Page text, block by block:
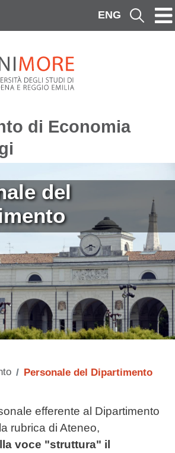
ENG Cerca
di Economia
del
Personale del Dipartimento
efferente al Dipartimento
rubrica di Ateneo,
voce "struttura" il